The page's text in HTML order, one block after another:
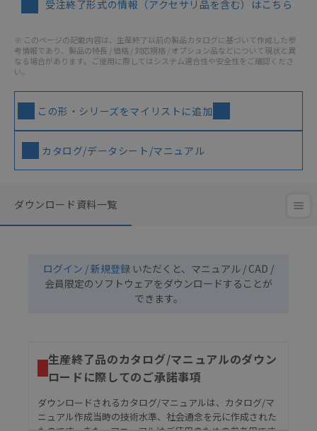
受注終了形式の情報（アクセサリ品を含む）はこちら
※ このページの記載内容は、生産終了以前の製品カタログに基づいて作成した参
考情報であり、製品の特長 / 価格 / 対応規格 / オプション品などについて現状と異
なる場合があります。ご使用に際してはシステム適合性や安全性をご確認くださ
い。
この形・シリーズをマイリストに追加
カタログ/データシート/マニュアル
ダウンロード資料一覧
ログイン / 新規登録 いただくと、マニュアル / CAD /
会員限定のソフトウェアをダウンロードすることが
できます。
生産終了品のカタログ/マニュアルのダウン
ロードに際してのご承諾事項
ダウンロードされるカタログ/マニュアルは、カタログ/マ
ニュアル作成当時の技術水準、社会通念を元に作成された